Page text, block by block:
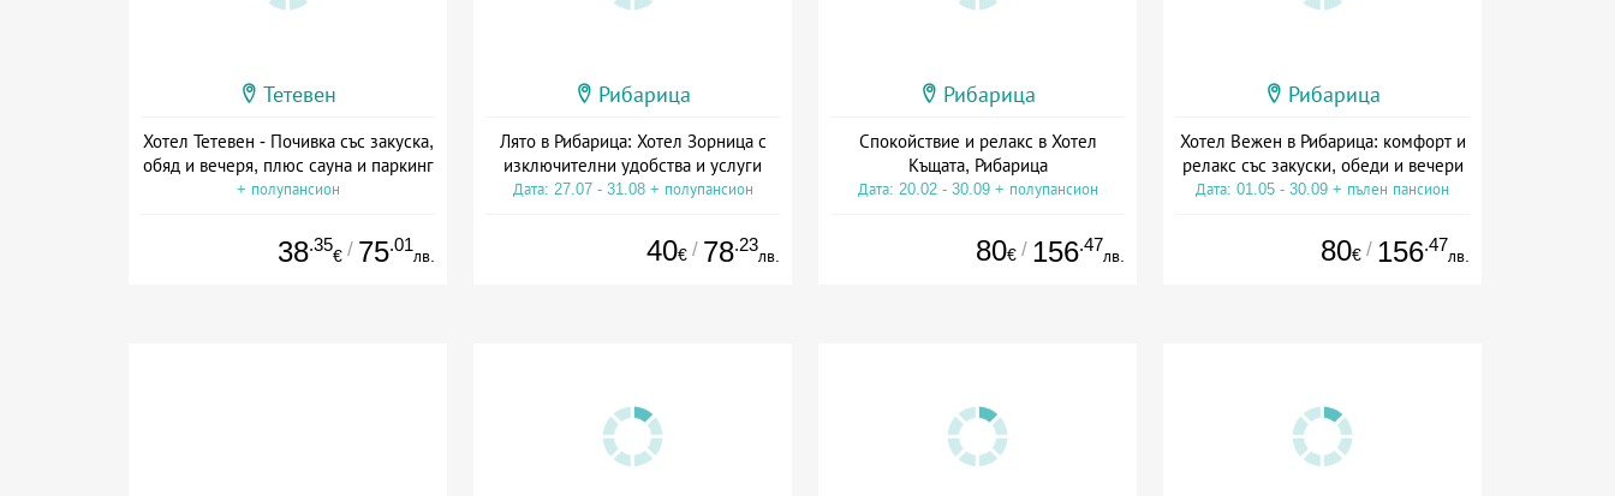
Тетевен
Хотел Тетевен - Почивка със закуска,
обяд и вечеря, плюс сауна и паркинг
+ полупансион
38.35
€ / 75.01
лв.
Рибарица
Лято в Рибарица: Хотел Зорница с
изключителни удобства и услуги
Дата: 27.07 - 31.08 + полупансион
40€ / 78.23
лв.
Рибарица
Спокойствие и релакс в Хотел
Къщата, Рибарица
Дата: 20.02 - 30.09 + полупансион
80€ / 156.47
лв.
Рибарица
Хотел Вежен в Рибарица: комфорт и
релакс със закуски, обеди и вечери
Дата: 01.05 - 30.09 + пълен пансион
80€ / 156.47
лв.